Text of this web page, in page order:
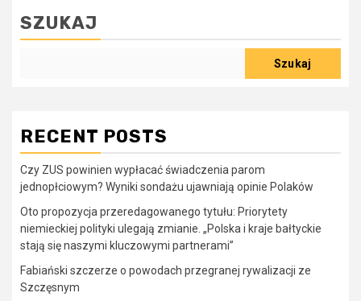
SZUKAJ
Szukaj
RECENT POSTS
Czy ZUS powinien wypłacać świadczenia parom
jednopłciowym? Wyniki sondażu ujawniają opinie Polaków
Oto propozycja przeredagowanego tytułu: Priorytety
niemieckiej polityki ulegają zmianie. „Polska i kraje bałtyckie
stają się naszymi kluczowymi partnerami”
Fabiański szczerze o powodach przegranej rywalizacji ze
Szczęsnym